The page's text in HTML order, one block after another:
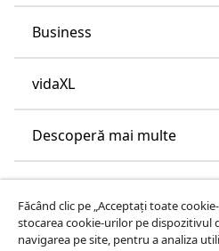
Business
vidaXL
Descoperă mai multe
Făcând clic pe „Acceptați toate
stocarea cookie-urilor pe dispozitivul
navigarea pe site, pentru a analiza